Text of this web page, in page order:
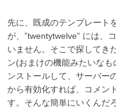
先に、既成のテンプレート
が、”twentytwelve” には、
いません。そこで探してき
ン(おまけの機能みたいな
ンストールして、サーバー
から有効化すれば、コメン
す。そんな簡単にいくんだ